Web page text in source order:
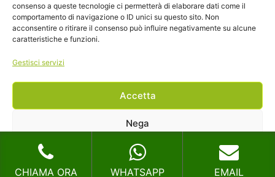
consenso a queste tecnologie ci permetterà di elaborare dati come il
comportamento di navigazione o ID unici su questo sito. Non
acconsentire o ritirare il consenso può influire negativamente su alcune
caratteristiche e funzioni.
Gestisci servizi
Accetta
Nega
Visualizza le preferenze
Mappa del Sito
Privacy
Realizzazione Siti Web
-Solution Group Communication
CHIAMA ORA WHATSAPP EMAIL